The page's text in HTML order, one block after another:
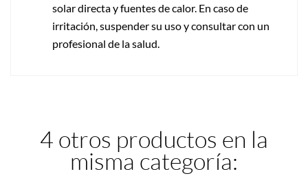
solar directa y fuentes de calor. En caso de
irritación, suspender su uso y consultar con un
profesional de la salud.
4 otros productos en la
misma categoría: